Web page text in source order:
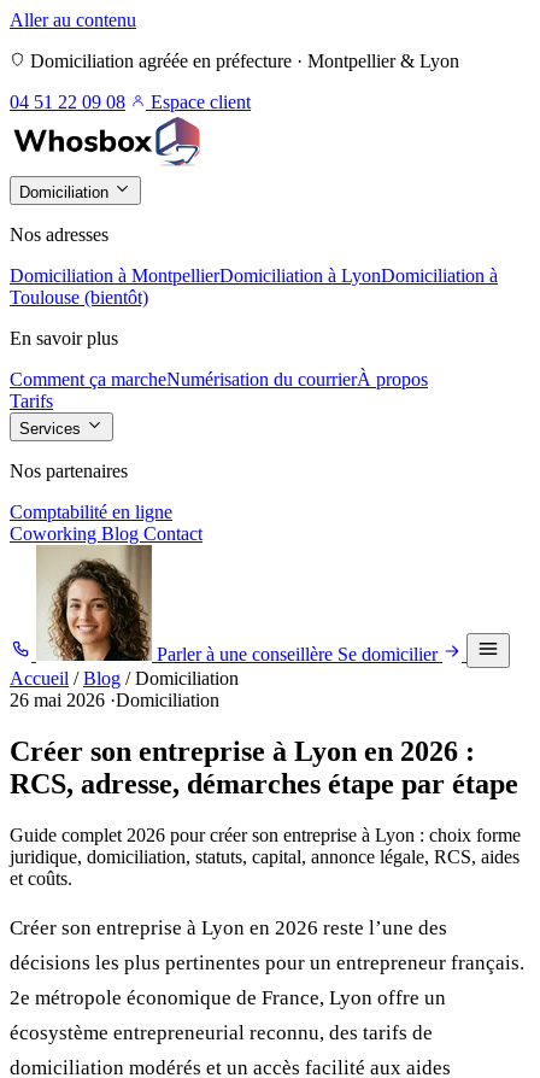
Aller au contenu
Domiciliation agréée en préfecture · Montpellier & Lyon
04 51 22 09 08
Espace client
Domiciliation
Nos adresses
Domiciliation à MontpellierDomiciliation à LyonDomiciliation à
Toulouse (bientôt)
En savoir plus
Comment ça marcheNumérisation du courrierÀ propos
Tarifs
Services
Nos partenaires
Comptabilité en ligne
Coworking Blog Contact
Parler à une conseillère Se domicilier
Accueil / Blog / Domiciliation
26 mai 2026 ·Domiciliation
Créer son entreprise à Lyon en 2026 :
RCS, adresse, démarches étape par étape
Guide complet 2026 pour créer son entreprise à Lyon : choix forme
juridique, domiciliation, statuts, capital, annonce légale, RCS, aides
et coûts.
Créer son entreprise à Lyon en 2026 reste l’une des
décisions les plus pertinentes pour un entrepreneur français.
2e métropole économique de France, Lyon offre un
écosystème entrepreneurial reconnu, des tarifs de
domiciliation modérés et un accès facilité aux aides